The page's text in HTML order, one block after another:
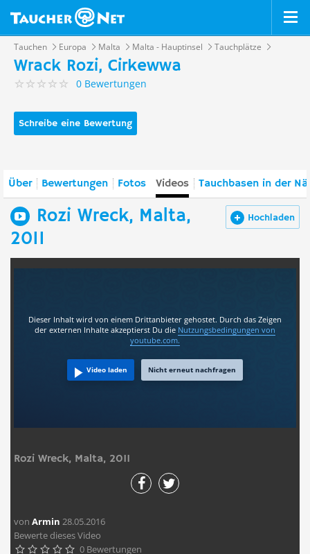
Tauchen Europa Malta Malta - Hauptinsel Tauchplätze
Wrack Rozi, Cirkewwa
0 Bewertungen
Schreibe eine Bewertung
Über Bewertungen Fotos Videos Tauchbasen in der
Hochladen
Rozi Wreck, Malta,
2011
Dieser Inhalt wird von einem Drittanbieter gehostet. Durch das Zeigen
der externen Inhalte akzeptierst Du die Nutzungsbedingungen von
youtube.com.
Video laden Nicht erneut nachfragen
Rozi Wreck, Malta, 2011
von Armin 28.05.2016
Bewerte dieses Video
     0 Bewertungen